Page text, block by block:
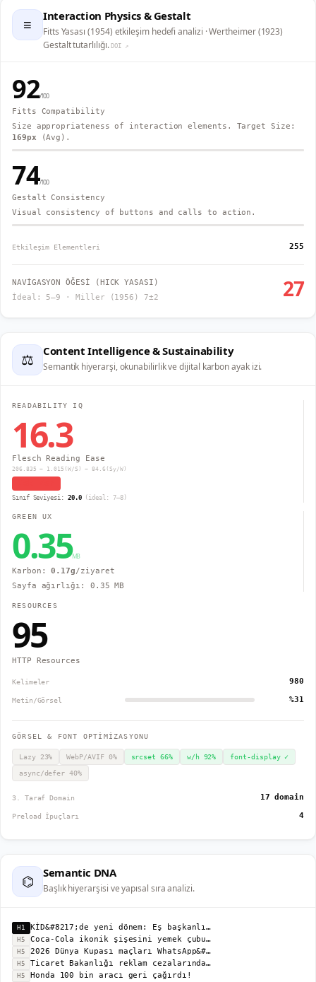
≡ Interaction Physics & Gestalt
Fitts Yasası (1954) etkileşim hedefi analizi · Wertheimer (1923)
Gestalt tutarlılığı. DOI ↗
92/100
Fitts Compatibility
Size appropriateness of interaction elements. Target Size:
169px (Avg).
74/100
Gestalt Consistency
Visual consistency of buttons and calls to action.
Etkileşim Elementleri 255
NAVİGASYON ÖĞESİ (HICK YASASI)
İdeal: 5–9 · Miller (1956) 7±2
27
⚖ Content Intelligence & Sustainability
Semantik hiyerarşi, okunabilirlik ve dijital karbon ayak izi.
READABILITY IQ
16.3
Flesch Reading Ease
206.835 − 1.015(W/S) − 84.6(Sy/W)
Sınıf Seviyesi: 20.0(ideal: 7–8)
GREEN UX
0.35MB
Karbon:0.17g/ziyaret
Sayfa ağırlığı: 0.35 MB
RESOURCES
95
HTTP Resources
Kelimeler 980
Metin/Görsel %31
GÖRSEL & FONT OPTİMİZASYONU
Lazy 23% WebP/AVIF 0% srcset66% w/h 92% font-display✓
async/defer40%
3. Taraf Domain 17 domain
Preload İpuçları 4
⌬ Semantic DNA
Başlık hiyerarşisi ve yapısal sıra analizi.
H1 KİD&#8217;de yeni dönem: Eş başkanlık modeli ile yönetilecek
H5 Coca-Cola ikonik şişesini yemek çubuğuna dönüştürdü: &#8220;CokeSticks&#8221;
H5 2026 Dünya Kupası maçları WhatsApp&#8217;tan takip edilebilecek
H5 Ticaret Bakanlığı reklam cezalarındaki üst limitleri açıkladı
H5 Honda 100 bin aracı geri çağırdı!